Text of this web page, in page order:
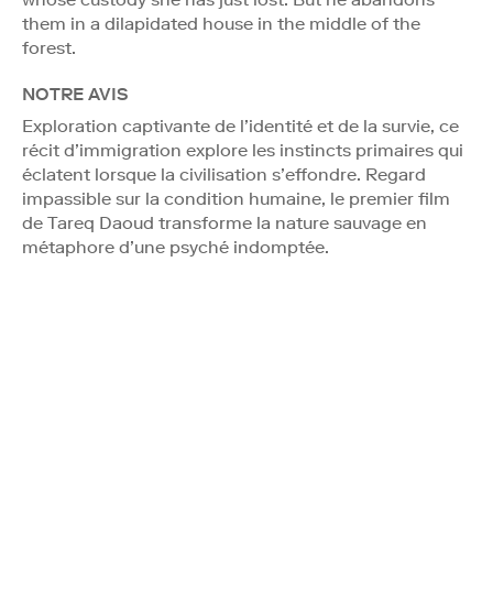
them in a dilapidated house in the middle of the
forest.
NOTRE AVIS
Exploration captivante de l’identité et de la survie, ce
récit d’immigration explore les instincts primaires qui
éclatent lorsque la civilisation s’effondre. Regard
impassible sur la condition humaine, le premier film
de Tareq Daoud transforme la nature sauvage en
métaphore d’une psyché indomptée.